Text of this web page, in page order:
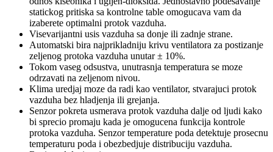
statickog pritiska sa kontrolne table omogucava vam da
izaberete optimalni protok vazduha.
Visevarijantni usis vazduha sa donje ili zadnje strane.
Automatski bira najprikladniju krivu ventilatora za postizanje
zeljenog protoka vazduha unutar ± 10%.
Tokom vaseg odsustva, unutrasnja temperatura se moze
odrzavati na zeljenom nivou.
Klima uredjaj moze da radi kao ventilator, stvarajuci protok
vazduha bez hladjenja ili grejanja.
Senzor pokreta usmerava protok vazduha dalje od ljudi kako
bi sprecio promaju kada je omogucena funkcija kontrole
protoka vazduha. Senzor temperature poda detektuje prosecnu
temperaturu poda i obezbedjuje distribuciju vazduha.